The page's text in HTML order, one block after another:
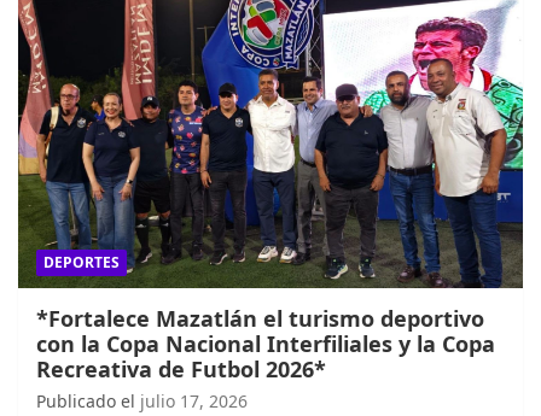
DEPORTES
*Fortalece Mazatlán el turismo deportivo
con la Copa Nacional Interfiliales y la Copa
Recreativa de Futbol 2026*
Publicado el julio 17, 2026